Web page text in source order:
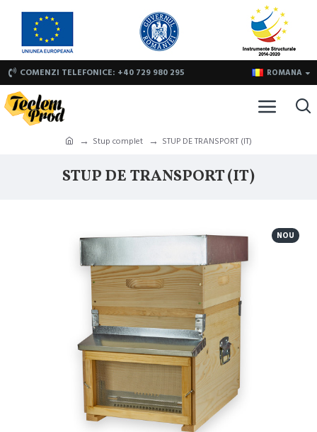
COMENZI TELEFONICE: +40 729 980 295 ROMANA
Stup complet STUP DE TRANSPORT (IT)
STUP DE TRANSPORT (IT)
NOU